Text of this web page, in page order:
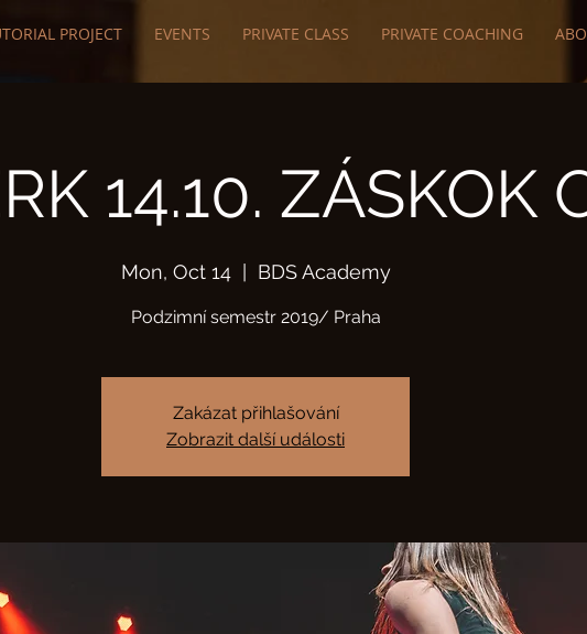
PROJECT EVENTS PRIVATE CLASS PRIVATE COACHING
14.10. ZÁSKOK
Mon, Oct 14
  |
BDS Academy
Podzimní semestr 2019/ Praha
Zakázat přihlašování
Zobrazit další události